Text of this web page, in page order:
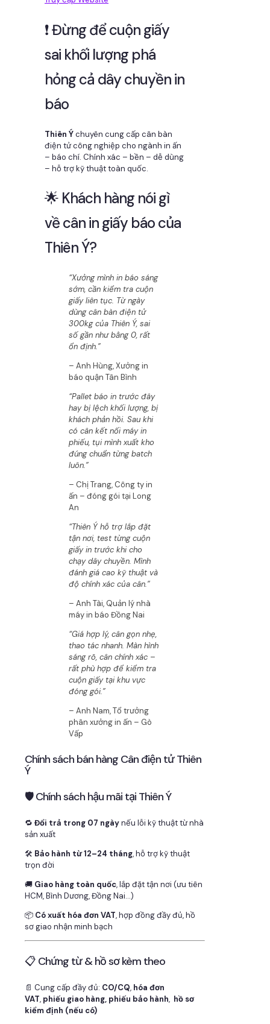
❗ Đừng để cuộn giấy
sai khối lượng phá
hỏng cả dây chuyền in
báo
Thiên Ýchuyên cung cấp cân bàn
điện tử công nghiệp cho ngành in ấn
– báo chí. Chính xác – bền – dễ dùng
– hỗ trợ kỹ thuật toàn quốc.
🌟 Khách hàng nói gì
về cân in giấy báo của
Thiên Ý?
“Xưởng mình in báo sáng
sớm, cần kiểm tra cuộn
giấy liên tục. Từ ngày
dùng cân bàn điện tử
300kg của Thiên Ý, sai
số gần như bằng 0, rất
ổn định.”
– Anh Hùng, Xưởng in
báo quận Tân Bình
“Pallet báo in trước đây
hay bị lệch khối lượng, bị
khách phản hồi. Sau khi
có cân kết nối máy in
phiếu, tụi mình xuất kho
đúng chuẩn từng batch
luôn.”
– Chị Trang, Công ty in
ấn – đóng gói tại Long
An
“Thiên Ý hỗ trợ lắp đặt
tận nơi, test từng cuộn
giấy in trước khi cho
chạy dây chuyền. Mình
đánh giá cao kỹ thuật và
độ chính xác của cân.”
– Anh Tài, Quản lý nhà
máy in báo Đồng Nai
“Giá hợp lý, cân gọn nhẹ,
thao tác nhanh. Màn hình
sáng rõ, cân chính xác –
rất phù hợp để kiểm tra
cuộn giấy tại khu vực
đóng gói.”
– Anh Nam, Tổ trưởng
phân xưởng in ấn – Gò
Vấp
Chính sách bán hàng Cân điện tử Thiên
Ý
🛡 Chính sách hậu mãi tại Thiên Ý
🔁 Đổi trả trong 07 ngàynếu lỗi kỹ thuật từ nhà
sản xuất
🛠 Bảo hành từ 12–24 tháng, hỗ trợ kỹ thuật
trọn đời
🚚 Giao hàng toàn quốc, lắp đặt tận nơi (ưu tiên
HCM, Bình Dương, Đồng Nai…)
📦 Có xuất hóa đơn VAT, hợp đồng đầy đủ, hồ
sơ giao nhận minh bạch
📋 Chứng từ & hồ sơ kèm theo
📄 Cung cấp đầy đủ: CO/CQ, hóa đơn
VAT, phiếu giao hàng, phiếu bảo hành, hồ sơ
kiểm định (nếu có)